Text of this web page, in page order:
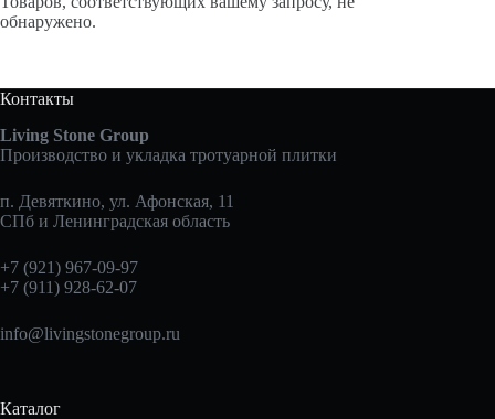
обнаружено.
Контакты
Living Stone Group
Производство и укладка тротуарной плитки
п. Девяткино, ул. Афонская, 11
СПб и Ленинградская область
+7 (921) 967-09-97
+7 (911) 928-62-07
info@livingstonegroup.ru
Каталог